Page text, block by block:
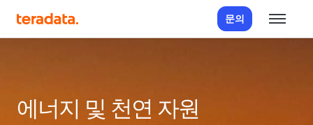
문의
에너지 및 천연 자원